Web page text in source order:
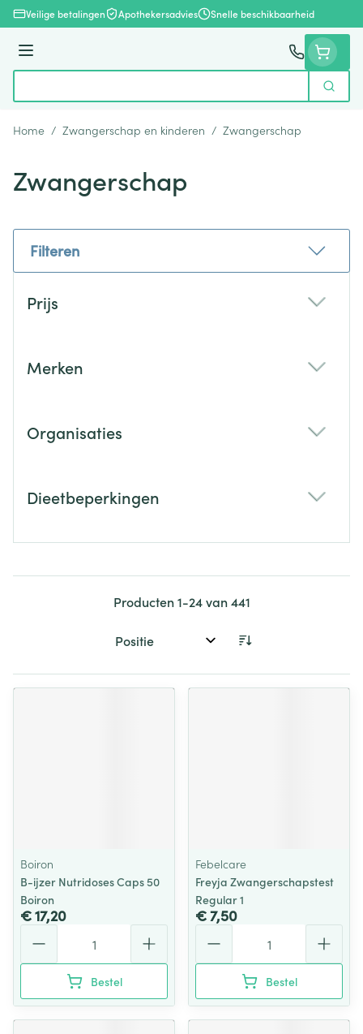
Ga naar de inhoud
Veilige betalingen Apothekersadvies Snelle beschikbaarheid
Menu
Zoek
Home / Zwangerschap en kinderen / Zwangerschap
Zwangerschap
Filteren
Prijs
Merken
Organisaties
Dieetbeperkingen
Producten1-24van441
Sorteer op:
Boiron
B-ijzer Nutridoses Caps 50
Boiron
€ 17,20
Bestel
Febelcare
Freyja Zwangerschapstest
Regular 1
€ 7,50
Bestel